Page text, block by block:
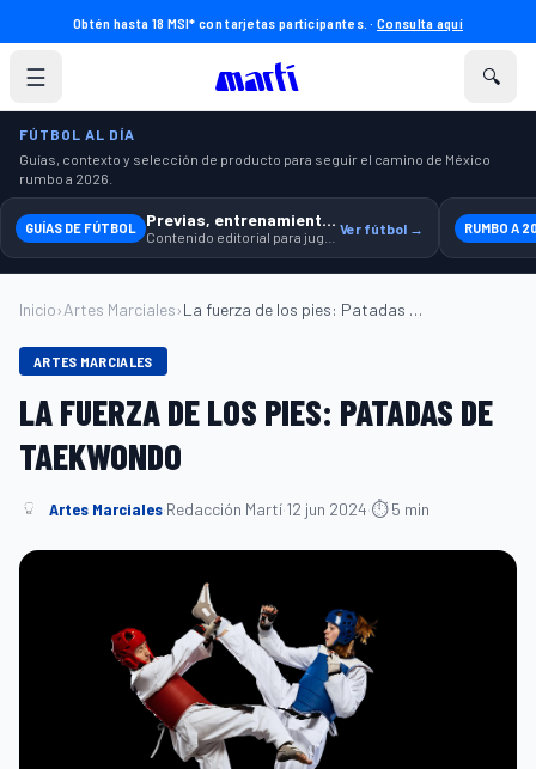
Obtén hasta 18 MSI* con tarjetas participantes. ·Consulta aquí
☰ 🔍
FÚTBOL AL DÍA
Guías, contexto y selección de producto para seguir el camino de México
rumbo a 2026.
GUÍAS DE FÚTBOL Previas, entrenamiento y producto Ver fútbol → RUMBO A
Inicio›Artes Marciales› La fuerza de los pies: Patadas de Taekwo...
ARTES MARCIALES
LA FUERZA DE LOS PIES: PATADAS DE
TAEKWONDO
Artes Marciales·Redacción Martí·12 jun 2024·⏱ 5 min